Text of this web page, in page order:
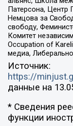
Патерсона, Центр
Немцова за
свободу,
Комитет
Occupation of
медиа,
Источник:
https://
данные на
* Сведения
функции